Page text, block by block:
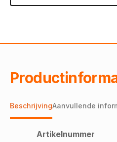
BeschrijvingAanvullende
Artikelnummer